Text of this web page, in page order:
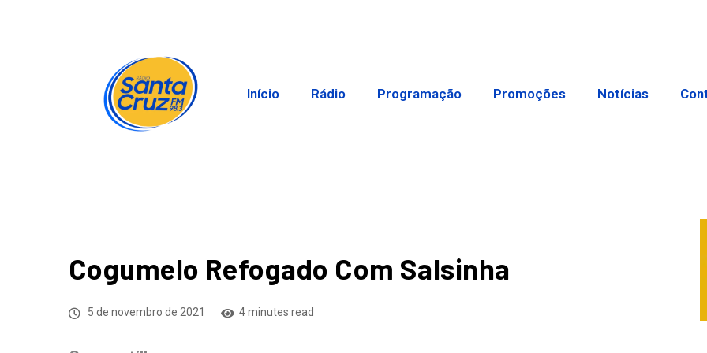
Início Rádio Programação Promoções Notícias
Cogumelo Refogado Com Salsinha
5 de novembro de 2021 4 minutes read